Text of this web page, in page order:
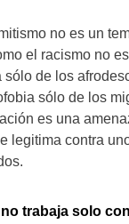
no es un
el racismo no
sólo de los
sólo de los
es una
legitima contra
no trabaja solo